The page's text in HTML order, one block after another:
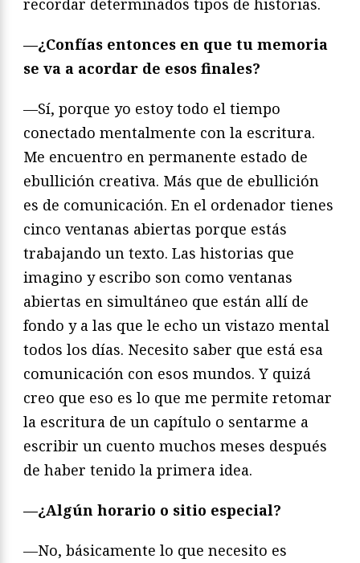
—¿Confías entonces en que tu memoria
se va a acordar de esos finales?
—Sí, porque yo estoy todo el tiempo
conectado mentalmente con la escritura.
Me encuentro en permanente estado de
ebullición creativa. Más que de ebullición
es de comunicación. En el ordenador tienes
cinco ventanas abiertas porque estás
trabajando un texto. Las historias que
imagino y escribo son como ventanas
abiertas en simultáneo que están allí de
fondo y a las que le echo un vistazo mental
todos los días. Necesito saber que está esa
comunicación con esos mundos. Y quizá
creo que eso es lo que me permite retomar
la escritura de un capítulo o sentarme a
escribir un cuento muchos meses después
de haber tenido la primera idea.
—¿Algún horario o sitio especial?
—No, básicamente lo que necesito es